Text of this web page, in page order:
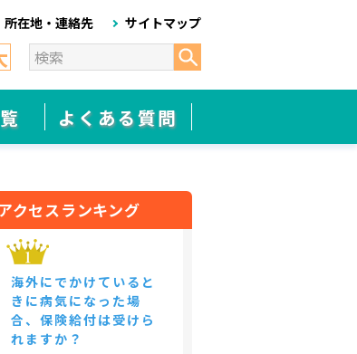
所在地・連絡先 サイトマップ
よくある質問
アクセスランキング
海外にでかけていると
きに病気になった場
合、保険給付は受けら
れますか？